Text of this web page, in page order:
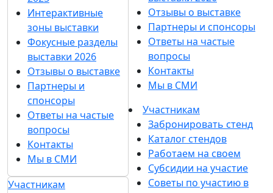
Интерактивные
зоны выставки
Фокусные разделы
выставки 2026
Отзывы о выставке
Партнеры и
спонсоры
Ответы на частые
вопросы
Контакты
Мы в СМИ
Участникам
Отзывы о выставке
Партнеры и спонсоры
Ответы на частые
вопросы
Контакты
Мы в СМИ
Участникам
Забронировать стенд
Каталог стендов
Работаем на своем
Субсидии на участие
Советы по участию в